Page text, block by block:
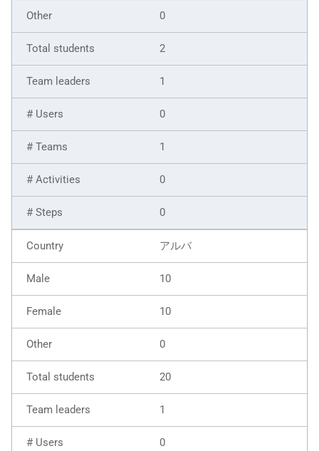
0
2
1
0
1
0
0
アルバ
10
10
0
20
1
0